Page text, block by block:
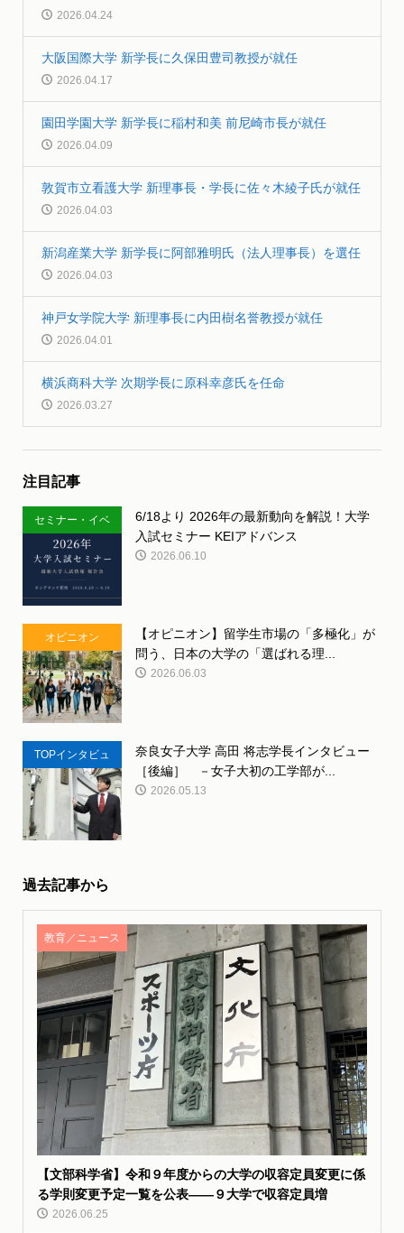
2026.04.24
大阪国際大学 新学長に久保田豊司教授が就任
2026.04.17
園田学園大学 新学長に稲村和美 前尼崎市長が就任
2026.04.09
敦賀市立看護大学 新理事長・学長に佐々木綾子氏が就任
2026.04.03
新潟産業大学 新学長に阿部雅明氏（法人理事長）を選任
2026.04.03
神戸女学院大学 新理事長に内田樹名誉教授が就任
2026.04.01
横浜商科大学 次期学長に原科幸彦氏を任命
2026.03.27
注目記事
セミナー・イベ
ント
6/18より 2026年の最新動向を解説！大学
入試セミナー KEIアドバンス
2026.06.10
オピニオン
【オピニオン】留学生市場の「多極化」が
問う、日本の大学の「選ばれる理...
2026.06.03
TOPインタビュ
ー
奈良女子大学 高田 将志学長インタビュー
［後編］ －女子大初の工学部が...
2026.05.13
過去記事から
教育／ニュース
【文部科学省】令和９年度からの大学の収容定員変更に係
る学則変更予定一覧を公表――９大学で収容定員増
2026.06.25